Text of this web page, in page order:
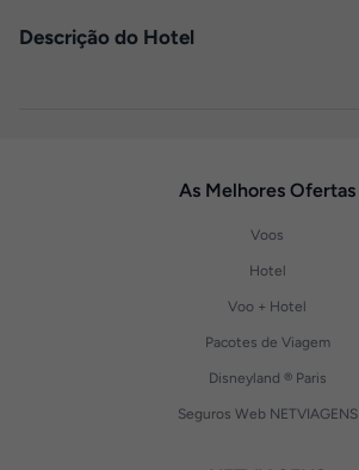
Descrição do Hotel
As Melhores Ofertas
Voos
Hotel
Voo + Hotel
Pacotes de Viagem
Disneyland ® Paris
Seguros Web NETVIAGENS